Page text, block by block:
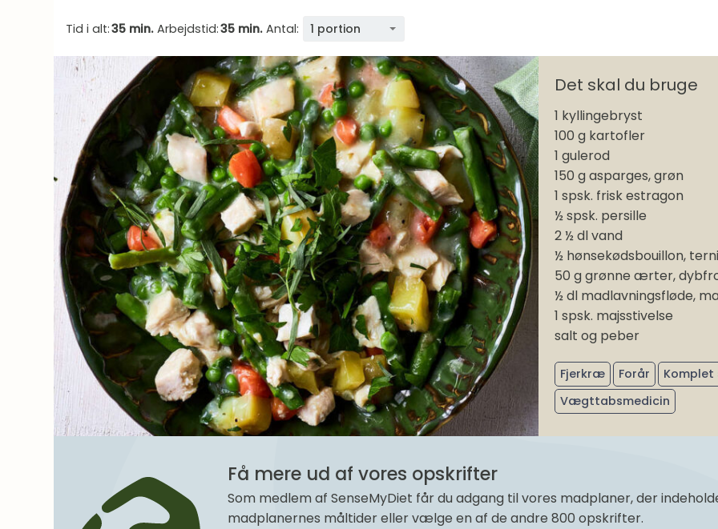
Tid i alt:35 min. Arbejdstid:35 min. Antal: 1 portion
Det skal du bruge
1 kyllingebryst
100 g kartofler
1 gulerod
150 g asparges, grøn
1 spsk. frisk estragon
½ spsk. persille
2 ½ dl vand
½ hønsekødsbouillon,
50 g grønne ærter,
½ dl madlavningsfløde,
1 spsk. majsstivelse
salt og peber
Fjerkræ Forår Komplet
Vægttabsmedicin
Få mere ud af vores opskrifter
Som medlem af SenseMyDiet får du adgang til vores madplaner, der
madplanernes måltider eller vælge en af de andre 800 opskrifter.